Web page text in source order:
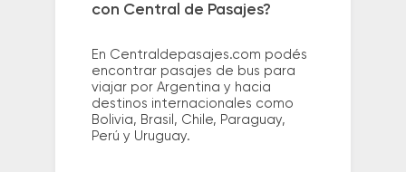
con Central de Pasajes?
En Centraldepasajes.com podés
encontrar pasajes de bus para
viajar por Argentina y hacia
destinos internacionales como
Bolivia, Brasil, Chile, Paraguay,
Perú y Uruguay.